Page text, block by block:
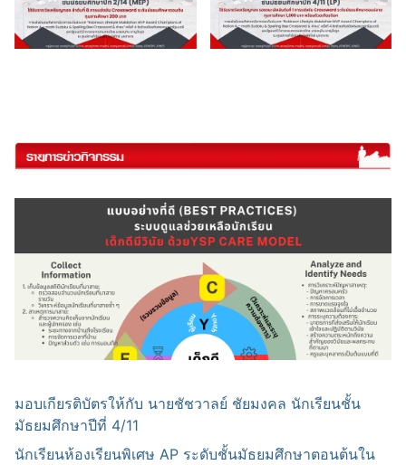
มอบเกียรติบัตรให้กับ นายชัชวาลย์ ชัยมงคล นักเรียนชั้น
มัธยมศึกษาปีที่ 4/11
นักเรียนห้องเรียนพิเศษ AP ระดับชั้นมัธยมศึกษาตอนต้นใน